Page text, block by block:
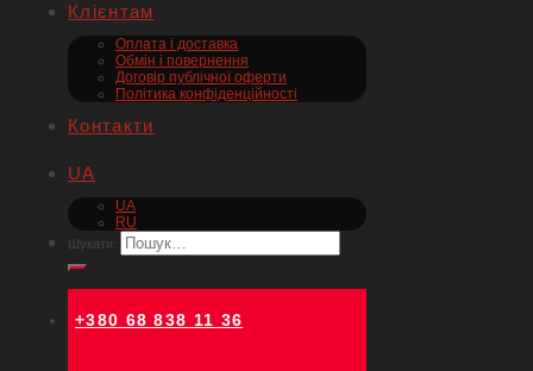
Клієнтам
Оплата і доставка
Обмін і повернення
Договір публічної оферти
Політика конфіденційності
Контакти
UA
UA
RU
Шукати:
+380 68 838 11 36